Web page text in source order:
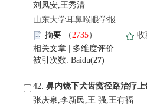
刘凤安,王秀清
山东大学耳鼻喉眼学报
）
)
42.
张庆泉,李新民,王 强,王有福